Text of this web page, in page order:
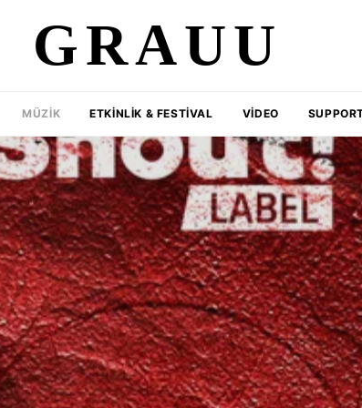
GRAUU
MÜZIK ETKINLIK & FESTIVAL VIDEO